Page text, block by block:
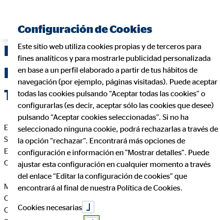
Delegación de OVB Allfinanz
España S.A. en Santa Cruz de
Tenerife
En cumplimiento de la Ley 34/2002 de Servicios de la
Sociedad de la Información y de Comercio Electrónico de
España, le informamos que esta página web es propiedad de
OVB Allfinanz España S.A., siendo sus datos identificativos
Miguel Cabrera Martin
Coordinador de Zona para OVB
C. San Pedro Alcántara, 11 Oficina Bajo C
Configuración de Cookies
Este sitio web utiliza cookies propias y de terceros para
fines analíticos y para mostrarle publicidad personalizada
en base a un perfil elaborado a partir de tus hábitos de
navegación (por ejemplo, páginas visitadas). Puede aceptar
todas las cookies pulsando “Aceptar todas las cookies” o
configurarlas (es decir, aceptar sólo las cookies que desee)
pulsando “Aceptar cookies seleccionadas”. Si no ha
seleccionado ninguna cookie, podrá rechazarlas a través de
la opción “rechazar”. Encontrará más opciones de
configuración e información en "Mostrar detalles". Puede
ajustar esta configuración en cualquier momento a través
del enlace “Editar la configuración de cookies” que
encontrará al final de nuestra Política de Cookies.
Cookies necesarias